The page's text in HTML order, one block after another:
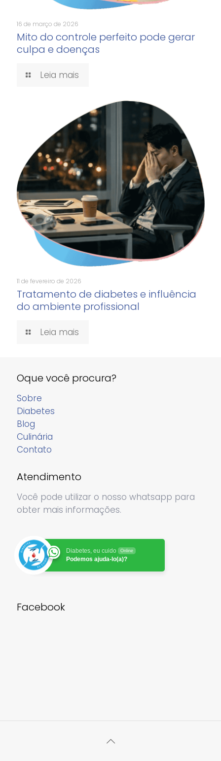
16 de março de 2026
Mito do controle perfeito pode gerar
culpa e doenças
Leia mais
11 de fevereiro de 2026
Tratamento de diabetes e influência
do ambiente profissional
Leia mais
Oque você procura?
Sobre
Diabetes
Blog
Culinária
Contato
Atendimento
Você pode utilizar o nosso whatsapp para
obter mais informações.
Diabetes, eu cuido Online
Podemos ajuda-lo(a)?
Facebook